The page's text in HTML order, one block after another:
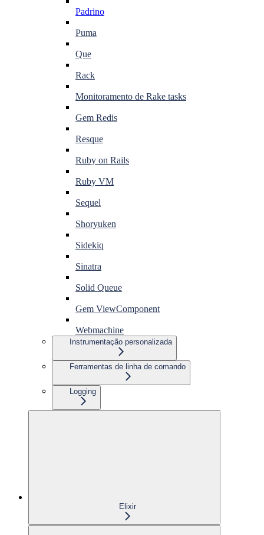
Padrino
Puma
Que
Rack
Monitoramento de Rake tasks
Gem Redis
Resque
Ruby on Rails
Ruby VM
Sequel
Shoryuken
Sidekiq
Sinatra
Solid Queue
Gem ViewComponent
Webmachine
Instrumentação personalizada
Ferramentas de linha de comando
Logging
Elixir